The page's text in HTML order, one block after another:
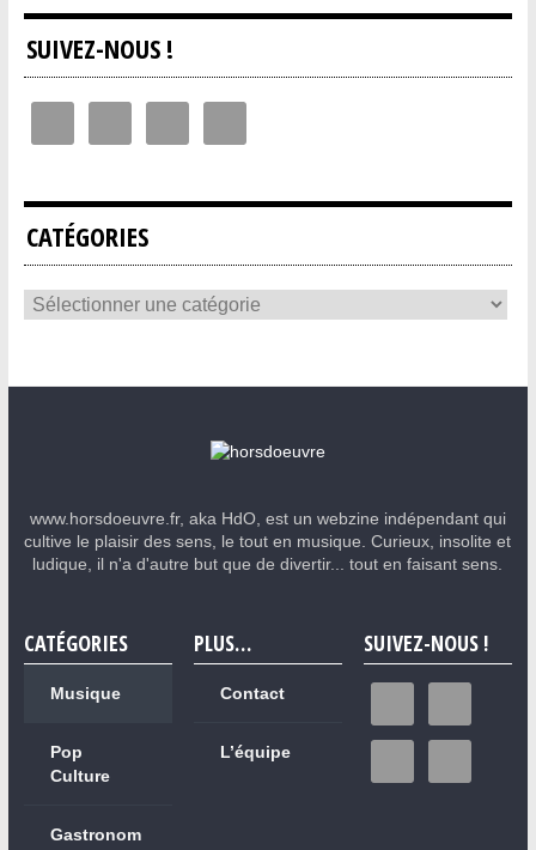
SUIVEZ-NOUS !
CATÉGORIES
www.horsdoeuvre.fr, aka HdO, est un webzine indépendant qui
cultive le plaisir des sens, le tout en musique. Curieux, insolite et
ludique, il n'a d'autre but que de divertir... tout en faisant sens.
CATÉGORIES
Musique
Pop
Culture
Gastronom
PLUS…
Contact
L’équipe
SUIVEZ-NOUS !